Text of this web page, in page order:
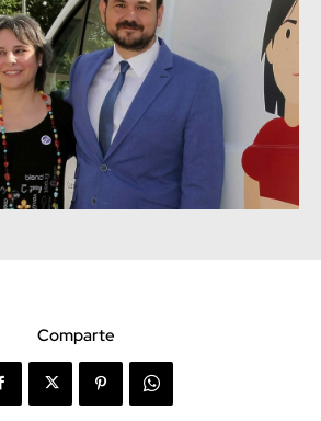
Comparte